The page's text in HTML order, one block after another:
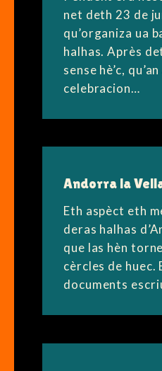
net deth 23 de
qu’organiza ua
halhas. Après
sense hè’c,
celebracion…
Andorra la
Eth aspèct eth
deras halhas
que las hèn
cèrcles de huec.
documents